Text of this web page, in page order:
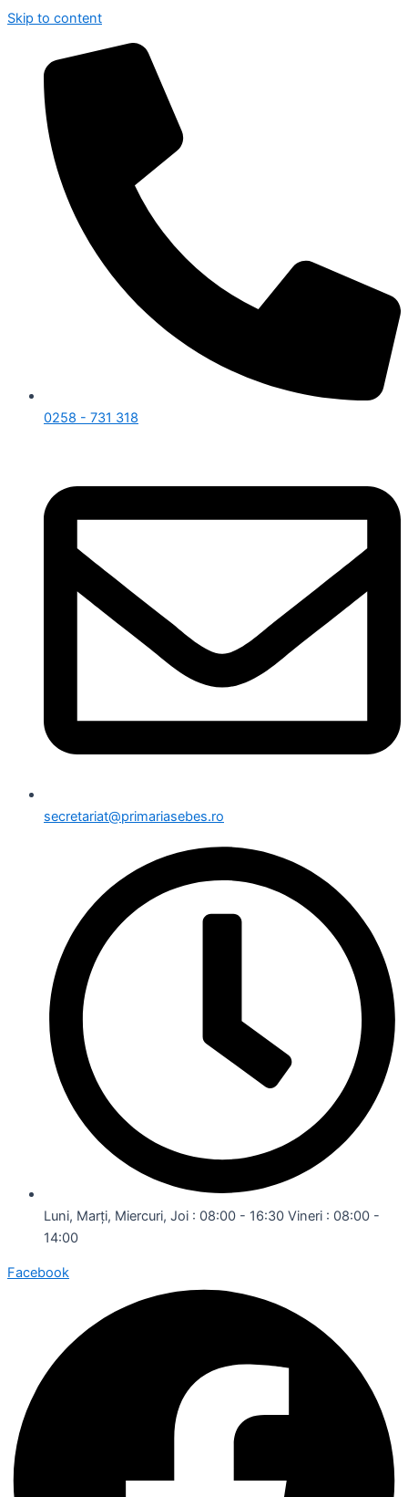
Skip to content
0258 - 731 318
secretariat@primariasebes.ro
Luni, Marți, Miercuri, Joi : 08:00 - 16:30 Vineri : 08:00 -
14:00
Facebook